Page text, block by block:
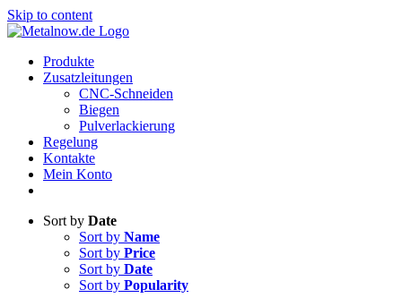
Skip to content
Produkte
Zusatzleitungen
CNC-Schneiden
Biegen
Pulverlackierung
Regelung
Kontakte
Mein Konto
Sort by Date
Sort by Name
Sort by Price
Sort by Date
Sort by Popularity